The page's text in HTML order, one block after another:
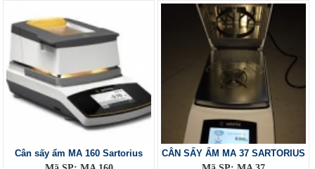
Cân sấy ẩm MA 160 Sartorius
CÂN SẤY ẨM MA 37 SARTORIUS